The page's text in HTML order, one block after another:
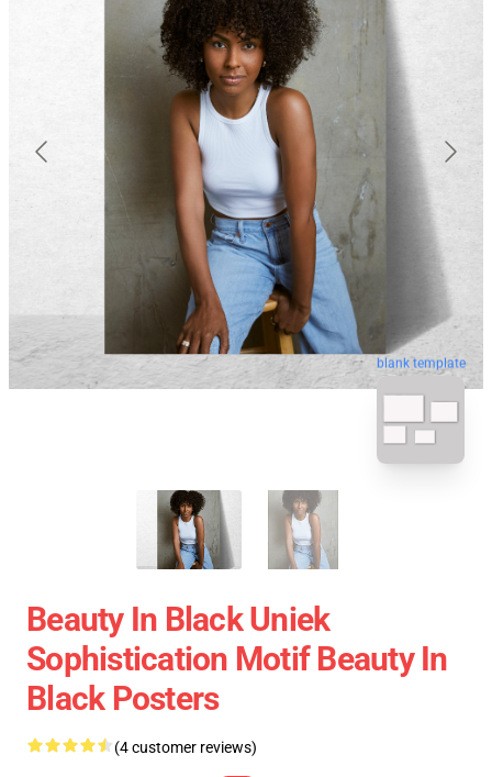
blank template
Beauty In Black Uniek
Sophistication Motif Beauty In
Black Posters
(4 customer reviews)